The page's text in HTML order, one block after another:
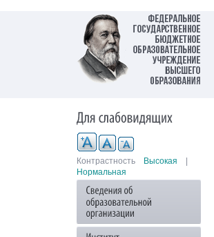
Контрастность Высокая
Нормальная